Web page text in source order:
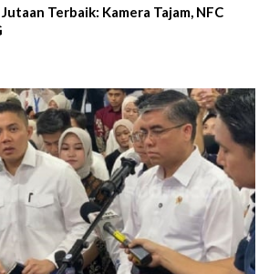
Jutaan Terbaik: Kamera Tajam, NFC